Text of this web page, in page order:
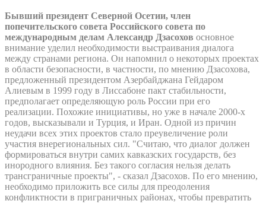
Бывший президент Северной Осетии, член
попечительского совета Российского совета по
международным делам Александр Дзасохов основное
внимание уделил необходимости выстраивания диалога
между странами региона. Он напомнил о некоторых проектах
в области безопасности, в частности, по мнению Дзасохова,
предложенный президентом Азербайджана Гейдаром
Алиевым в 1999 году в Лиссабоне пакт стабильности,
предполагает определяющую роль России при его
реализации. Похожие инициативы, но уже в начале 2000-х
годов, высказывали и Турция, и Иран. Одной из причин
неудачи всех этих проектов стало преувеличение роли
участия внерегиональных сил. "Считаю, что диалог должен
формироваться внутри самих кавказских государств, без
инородного влияния. Без такого согласия нельзя делать
трансграничные проекты", - сказал Дзасохов. По его мнению,
необходимо приложить все силы для преодоления
конфликтности в приграничных районах, чтобы превратить